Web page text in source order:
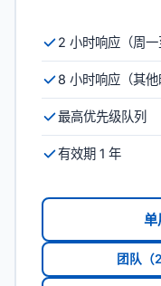
2 小时响应（周一
8 小时响应（其他
最高优先级队列
有效期 1 年
团队（